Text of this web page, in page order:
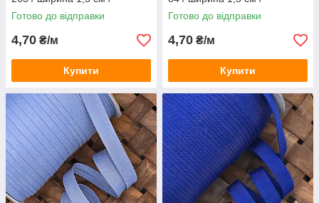
замовлення від 1 метра
Готово до відправки
4,70 ₴/м
Купити
замовлення від 1 метра
Готово до відправки
4,70 ₴/м
Купити